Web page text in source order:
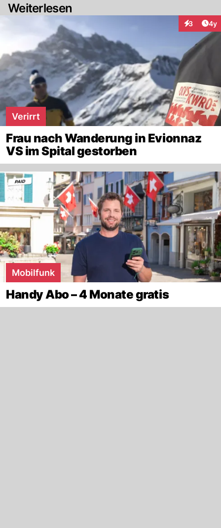
Weiterlesen
3 4y
Verirrt
Frau nach Wanderung in Evionnaz
VS im Spital gestorben
Mobilfunk
Handy Abo – 4 Monate gratis